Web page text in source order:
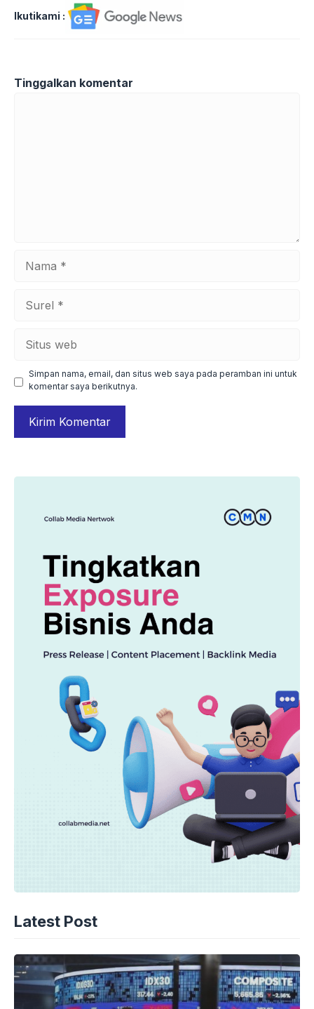
Ikutikami :
Tinggalkan komentar
web
Simpan nama, email, dan situs web saya pada peramban ini untuk
komentar saya berikutnya.
Latest Post